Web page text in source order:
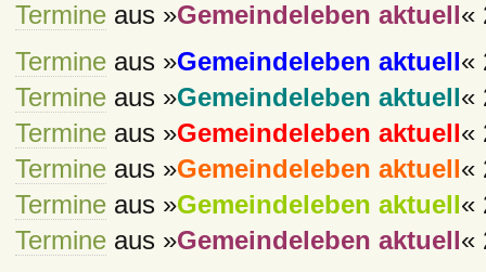
Termineaus »Gemeindeleben aktuell «
Termineaus »Gemeindeleben aktuell «
Termineaus »Gemeindeleben aktuell «
Termineaus »Gemeindeleben aktuell «
Termineaus »Gemeindeleben aktuell «
Termineaus »Gemeindeleben aktuell «
Termineaus »Gemeindeleben aktuell «